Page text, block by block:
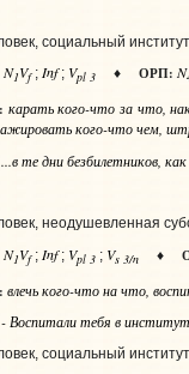
социальный
N1Vf;Inf;Vpl 3 ♦ ОРП: N
каратького-что за что,
кого-что чем,
...в те дни безбилетников,
неодушевленная
N1Vf;Inf;Vpl 3;Vs 3/n ♦
влечького-что на что,
- Воспитали тебя в
социальный